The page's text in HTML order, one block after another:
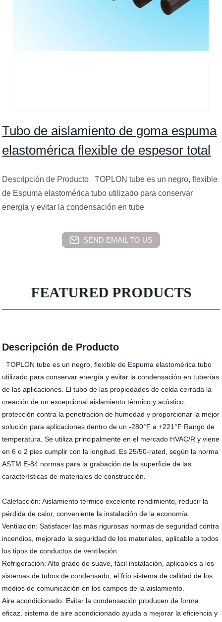
Tubo de aislamiento de goma espuma
elastomérica flexible de espesor total
Descripción de Producto TOPLON tube es un negro, flexible
de Espuma elastomérica tubo utilizado para conservar
energía y evitar la condensación en tube
SEND EMAIL TO US
FEATURED PRODUCTS
Descripción de Producto
TOPLON tube es un negro, flexible de Espuma elastomérica tubo
utilizado para conservar energía y evitar la condensación en tuberías
de las aplicaciones. El tubo de las propiedades de celda cerrada la
creación de un excepcional aislamiento térmico y acústico,
protección contra la penetración de humedad y proporcionar la mejor
solución para aplicaciones dentro de un -280°F a +221°F Rango de
temperatura. Se utiliza principalmente en el mercado HVAC/R y viene
en 6 o 2 pies cumplir con la longitud. Es 25/50-rated, según la norma
ASTM E-84 normas para la grabación de la superficie de las
características de materiales de construcción.
Calefacción: Aislamiento térmico excelente rendimiento, reducir la
pérdida de calor, conveniente la instalación de la economía.
Ventilación: Satisfacer las más rigurosas normas de seguridad contra
incendios, mejorado la seguridad de los materiales, aplicable a todos
los tipos de conductos de ventilación.
Refrigeración: Alto grado de suave, fácil instalación, aplicables a los
sistemas de tubos de condensado, el frío sistema de calidad de los
medios de comunicación en los campos de la aislamiento.
Aire acondicionado: Evitar la condensación producen de forma
eficaz, sistema de aire acondicionado ayuda a mejorar la eficiencia y